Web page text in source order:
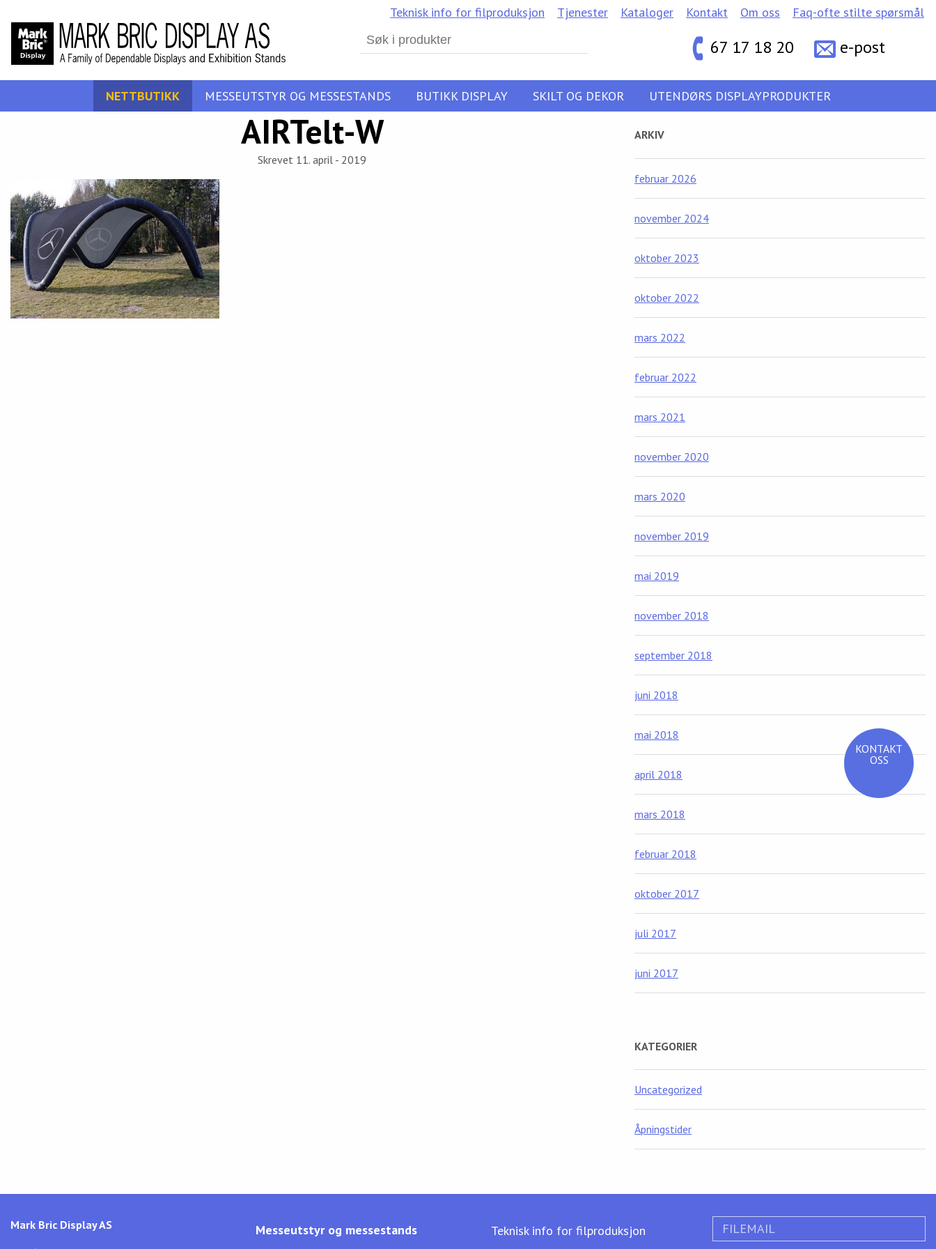
KONTAKT
OSS
Search
for:
67 17 18 20 e-post
Teknisk info for filproduksjon Tjenester Kataloger Kontakt Om oss Faq-ofte stilte spørsmål
NETTBUTIKK MESSEUTSTYR OG MESSESTANDS BUTIKK DISPLAY SKILT OG DEKOR UTENDØRS DISPLAYPRODUKTER
AIRTelt-W
Skrevet 11. april - 2019
ARKIV
februar 2026
november 2024
oktober 2023
oktober 2022
mars 2022
februar 2022
mars 2021
november 2020
mars 2020
november 2019
mai 2019
november 2018
september 2018
juni 2018
mai 2018
april 2018
mars 2018
februar 2018
oktober 2017
juli 2017
juni 2017
KATEGORIER
Uncategorized
Åpningstider
Messeutstyr og messestands Teknisk info for filproduksjon FILEMAIL
Mark Bric Display AS